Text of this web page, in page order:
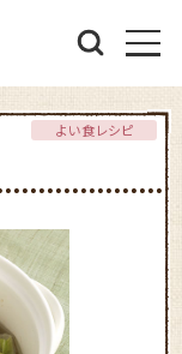
よい食レシピ